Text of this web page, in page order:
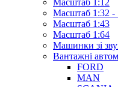
Масштаб 1:12
Масштаб 1:32 -
Масштаб 1:43
Масштаб 1:64
Машинки зі
Вантажні
FORD
MAN